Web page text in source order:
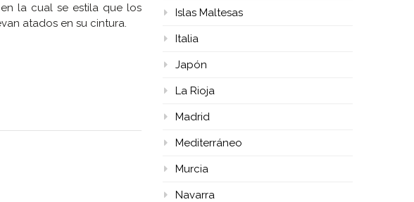
la cual se estila que los
atados en su cintura.
Islas Maltesas
Italia
Japón
La Rioja
Madrid
Mediterráneo
Murcia
Navarra